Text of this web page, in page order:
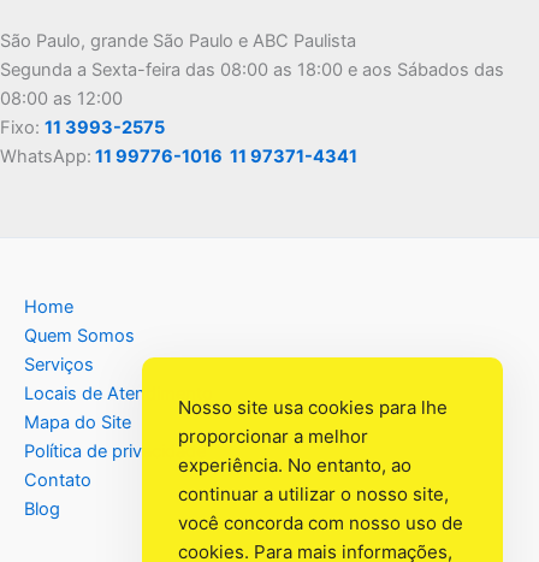
São Paulo, grande São Paulo e ABC Paulista
Segunda a Sexta-feira das 08:00 as 18:00 e aos Sábados das
08:00 as 12:00
Fixo: 11 3993-2575
WhatsApp: 11 99776-1016 11 97371-4341
Home
Quem Somos
Serviços
Locais de Atendimento
Mapa do Site
Política de privacidade
Contato
Blog
Nosso site usa cookies para lhe
proporcionar a melhor
experiência. No entanto, ao
continuar a utilizar o nosso site,
você concorda com nosso uso de
cookies. Para mais informações,